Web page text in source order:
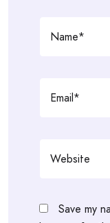
Save my